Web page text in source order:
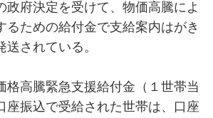
政府決定を受けて、物価高騰によ
るための給付金で支給案内はがき
されている。
格高騰緊急支援給付金（１世帯当
座振込で受給された世帯は、口座